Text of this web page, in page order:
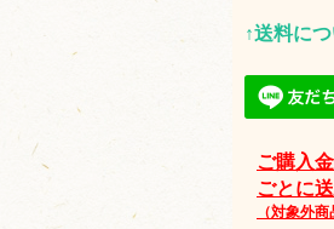
↑送料に
ご購入
ごとに
（対象外